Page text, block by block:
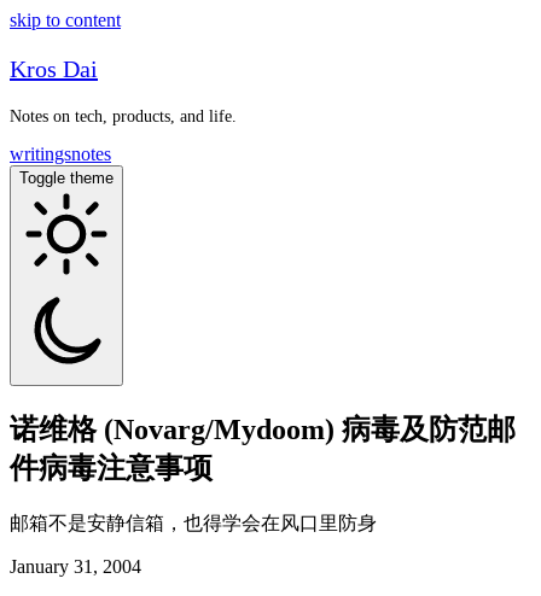
skip to content
Kros Dai
Notes on tech, products, and life.
writingsnotes
Toggle theme
诺维格 (Novarg/Mydoom) 病毒及防范邮
件病毒注意事项
邮箱不是安静信箱，也得学会在风口里防身
January 31, 2004